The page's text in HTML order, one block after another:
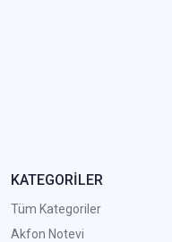
KATEGORİLER
Tüm Kategoriler
Akfon Notevi